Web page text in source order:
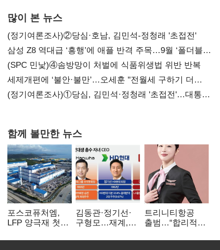
많이 본 뉴스
(정기여론조사)②당심·호남, 김민석-정청래 '초접전'
삼성 Z8 역대급 ‘흥행’에 애플 반격 주목…9월 ‘폴더블
대전’
(SPC 민낯)④솜방망이 처벌에 식품위생법 위반 반복
세제개편에 ‘불안·불만’…오세훈 "전월세 구하기 더
힘들어질 것"
(정기여론조사)①당심, 김민석·정청래 '초접전'…대통령
함께 볼만한 뉴스
포스코퓨처엠,
LFP 양극재 첫
ESS 시장 공략
김동관·정기선·
구형모…재계,
전성시대
트리니티항공
출범…“합리적
서비스로 승부”